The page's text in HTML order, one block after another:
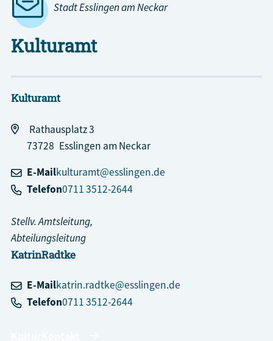
Stadt Esslingen am Neckar
Kulturamt
Kulturamt
Rathausplatz 3
73728 Esslingen am Neckar
E-Mailkulturamt@esslingen.de
Telefon0711 3512-2644
KatrinRadtke
Stellv. Amtsleitung,
Abteilungsleitung
E-Mailkatrin.radtke@esslingen.de
Telefon0711 3512-2644